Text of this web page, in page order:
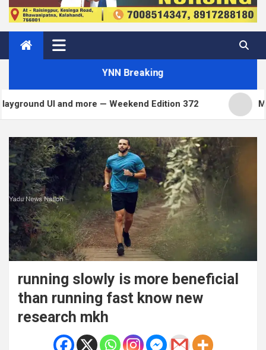
YNN Breaking
— Weekend Edition 372 Matt: Toni on Verge
running slowly is more beneficial
than running fast know new
research mkh